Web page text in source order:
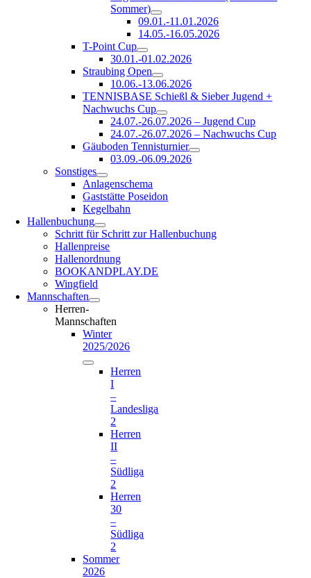
Sommer)
09.01.-11.01.2026
14.05.-16.05.2026
T-Point Cup
30.01.-01.02.2026
Straubing Open
10.06.-13.06.2026
TENNISBASE Schießl & Sieber Jugend +
Nachwuchs Cup
24.07.-26.07.2026 – Jugend Cup
24.07.-26.07.2026 – Nachwuchs Cup
Gäuboden Tennisturnier
03.09.-06.09.2026
Sonstiges
Anlagenschema
Gaststätte Poseidon
Kegelbahn
Hallenbuchung
Schritt für Schritt zur Hallenbuchung
Hallenpreise
Hallenordnung
BOOKANDPLAY.DE
Wingfield
Mannschaften
Herren-
Mannschaften
Winter
2025/2026
Herren
I
–
Landesliga
2
Herren
II
–
Südliga
2
Herren
30
–
Südliga
2
Sommer
2026